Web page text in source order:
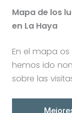
Mapa de los
en La Haya
En el mapa
hemos ido
sobre las